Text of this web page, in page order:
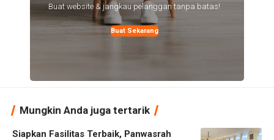
Buat website & jangkau pelanggan tanpa batas!
Buat Sekarang
Mungkin Anda juga tertarik
Siapkan Fasilitas Terbaik, Panwasrah